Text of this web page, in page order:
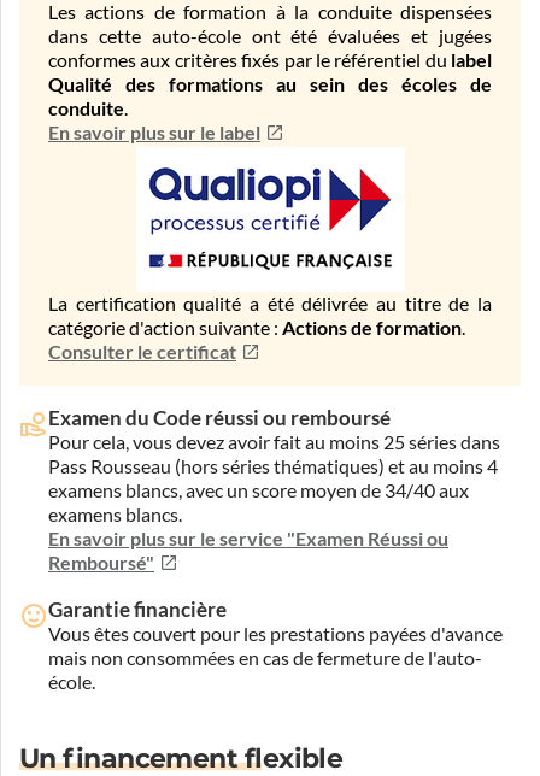
Les actions de formation à la conduite dispensées
dans cette auto-école ont été évaluées et jugées
conformes aux critères fixés par le référentiel du label
Qualité des formations au sein des écoles de
conduite.
En savoir plus sur le label
La certification qualité a été délivrée au titre de la
catégorie d'action suivante : Actions de formation.
Consulter le certificat
Examen du Code réussi ou remboursé
Pour cela, vous devez avoir fait au moins 25 séries dans
Pass Rousseau (hors séries thématiques) et au moins 4
examens blancs, avec un score moyen de 34/40 aux
examens blancs.
En savoir plus sur le service "Examen Réussi ou
Remboursé"
Garantie financière
Vous êtes couvert pour les prestations payées d'avance
mais non consommées en cas de fermeture de l'auto-
école.
Un financement flexible